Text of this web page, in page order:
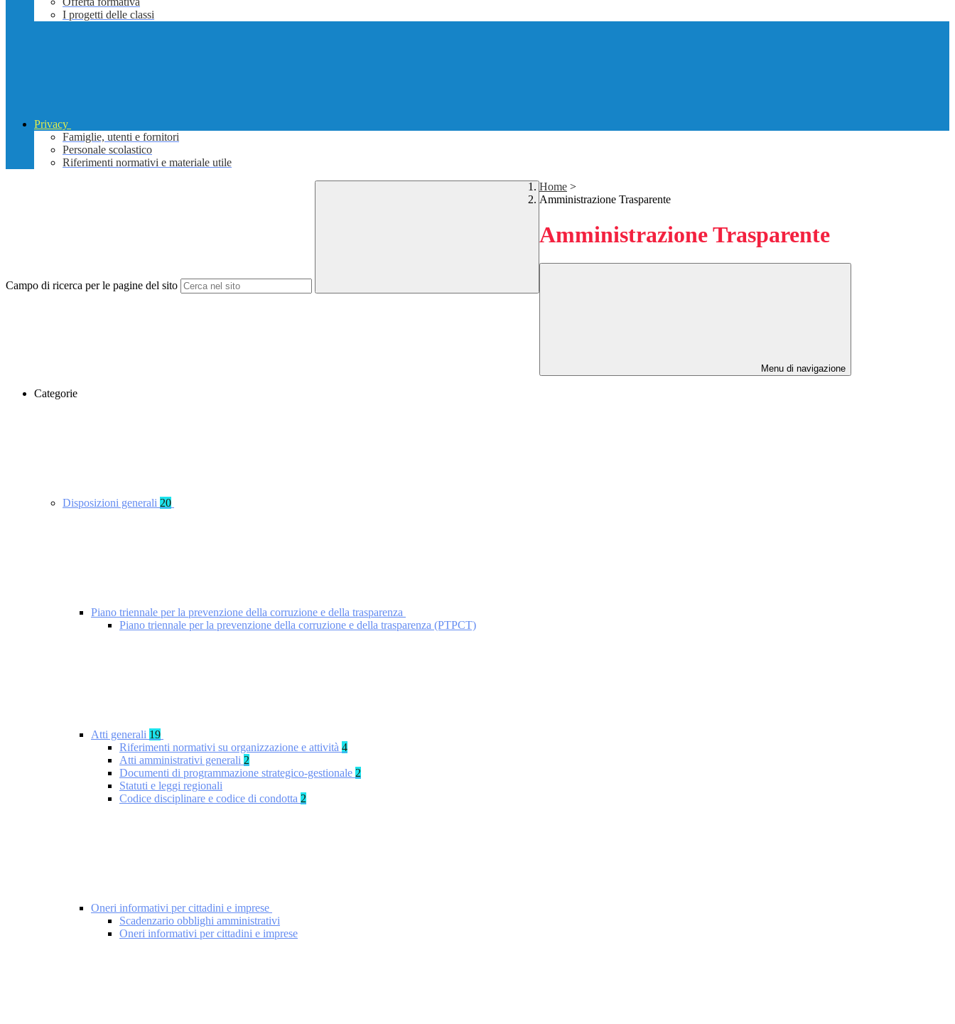
I progetti delle classi
Privacy
Famiglie, utenti e fornitori
Personale scolastico
Riferimenti normativi e materiale utile
Campo di ricerca per le pagine del sito
Home >
Amministrazione Trasparente
Amministrazione Trasparente
Menu di navigazione
Categorie
Disposizioni generali 20
Piano triennale per la prevenzione della corruzione e della trasparenza
Piano triennale per la prevenzione della corruzione e della trasparenza (PTPCT)
Atti generali 19
Riferimenti normativi su organizzazione e attività 4
Atti amministrativi generali 2
Documenti di programmazione strategico-gestionale 2
Statuti e leggi regionali
Codice disciplinare e codice di condotta 2
Oneri informativi per cittadini e imprese
Scadenzario obblighi amministrativi
Oneri informativi per cittadini e imprese